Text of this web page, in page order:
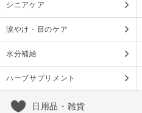
シニアケア
涙やけ・目のケア
水分補給
ハーブサプリメント
日用品・雑貨